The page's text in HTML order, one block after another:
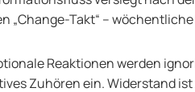
„Change-Takt“ –
Reaktionen werden
Zuhören ein. Widerstand